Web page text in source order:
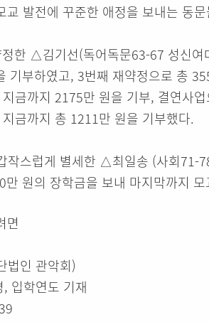
교 발전에 꾸준한 애정을 보내는 동
한 △김기선(독어독문63-67 성신
기부하였고, 3번째 재약정으로 총
금까지 2175만 원을 기부, 결연사
금까지 총 1211만 원을 기부했다.
작스럽게 별세한 △최일송 (사회71-
원의 장학금을 보내 마지막까지
면
법인 관악회)
입학연도 기재